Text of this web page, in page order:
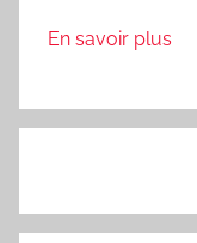
En savoir plus